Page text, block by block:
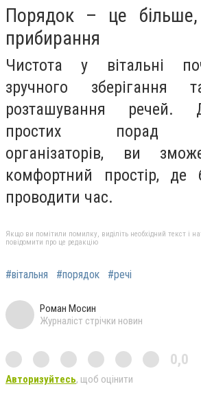
Порядок – це
прибирання
Чистота у вітальні
зручного зберігання
розташування речей.
простих порад
організаторів, ви
комфортний простір, де
проводити час.
Якщо ви помітили помилку, виділіть необхідний текст і
повідомити про це редакцію
#вітальня #порядок #речі
Роман Мосин
Журналіст стрічки новин
0,0
Авторизуйтесь, щоб оцінити